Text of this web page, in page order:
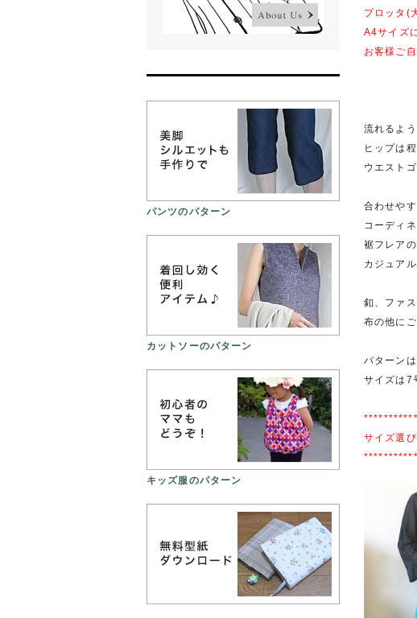
パンツのパターン
カットソーのパターン
キッズ服のパターン
プロッタ(
A4サイズ
お客様ご
流れるよ
ヒップは
ウエスト
合わせや
コーディ
裾フレア
カジュア
釦、ファ
布の他に
パターン
サイズは7
サイズ選